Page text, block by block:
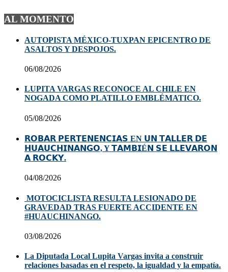
AL MOMENTO
AUTOPISTA MÉXICO-TUXPAN EPICENTRO DE
ASALTOS Y DESPOJOS.
06/08/2026
LUPITA VARGAS RECONOCE AL CHILE EN
NOGADA COMO PLATILLO EMBLÉMATICO.
05/08/2026
𝗥𝗢𝗕𝗔𝗥 𝗣𝗘𝗥𝗧𝗘𝗡𝗘𝗡𝗖𝗜𝗔𝗦 EN 𝗨𝗡 𝗧𝗔𝗟𝗟𝗘𝗥 𝗗𝗘
𝗛𝗨𝗔𝗨𝗖𝗛𝗜𝗡𝗔𝗡𝗚𝗢, Y 𝗧𝗔𝗠𝗕𝗜É𝗡 𝗦𝗘 𝗟𝗟𝗘𝗩𝗔𝗥𝗢𝗡
𝗔 𝗥𝗢𝗖𝗞𝗬.
04/08/2026
MOTOCICLISTA RESULTA LESIONADO DE
GRAVEDAD TRAS FUERTE ACCIDENTE EN
#HUAUCHINANGO.
03/08/2026
La Diputada Local Lupita Vargas invita a construir
relaciones basadas en el respeto, la igualdad y la empatía.